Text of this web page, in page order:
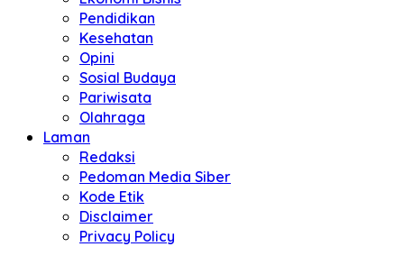
Pendidikan
Kesehatan
Opini
Sosial Budaya
Pariwisata
Olahraga
Laman
Redaksi
Pedoman Media Siber
Kode Etik
Disclaimer
Privacy Policy